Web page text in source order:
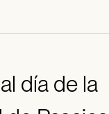
día de la